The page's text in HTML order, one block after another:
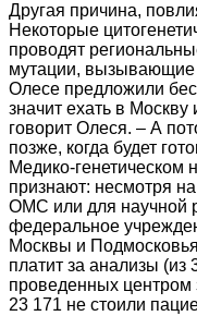
Другая причина,
Некоторые
проводят
мутации, вызывающие
Олесе предложили
значит ехать в Москву
говорит Олеся. – А
позже, когда будет
Медико-
признают: несмотря на
ОМС или для научной
федеральное
Москвы и
платит за анализы (из
проведенных центром
23 171 не стоили